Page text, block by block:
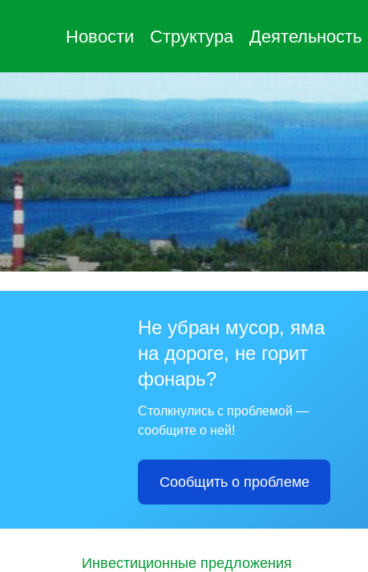
Новости Структура Деятельность
Не убран мусор, яма
на дороге, не горит
фонарь?
Столкнулись с проблемой —
сообщите о ней!
Сообщить о проблеме
Инвестиционные предложения